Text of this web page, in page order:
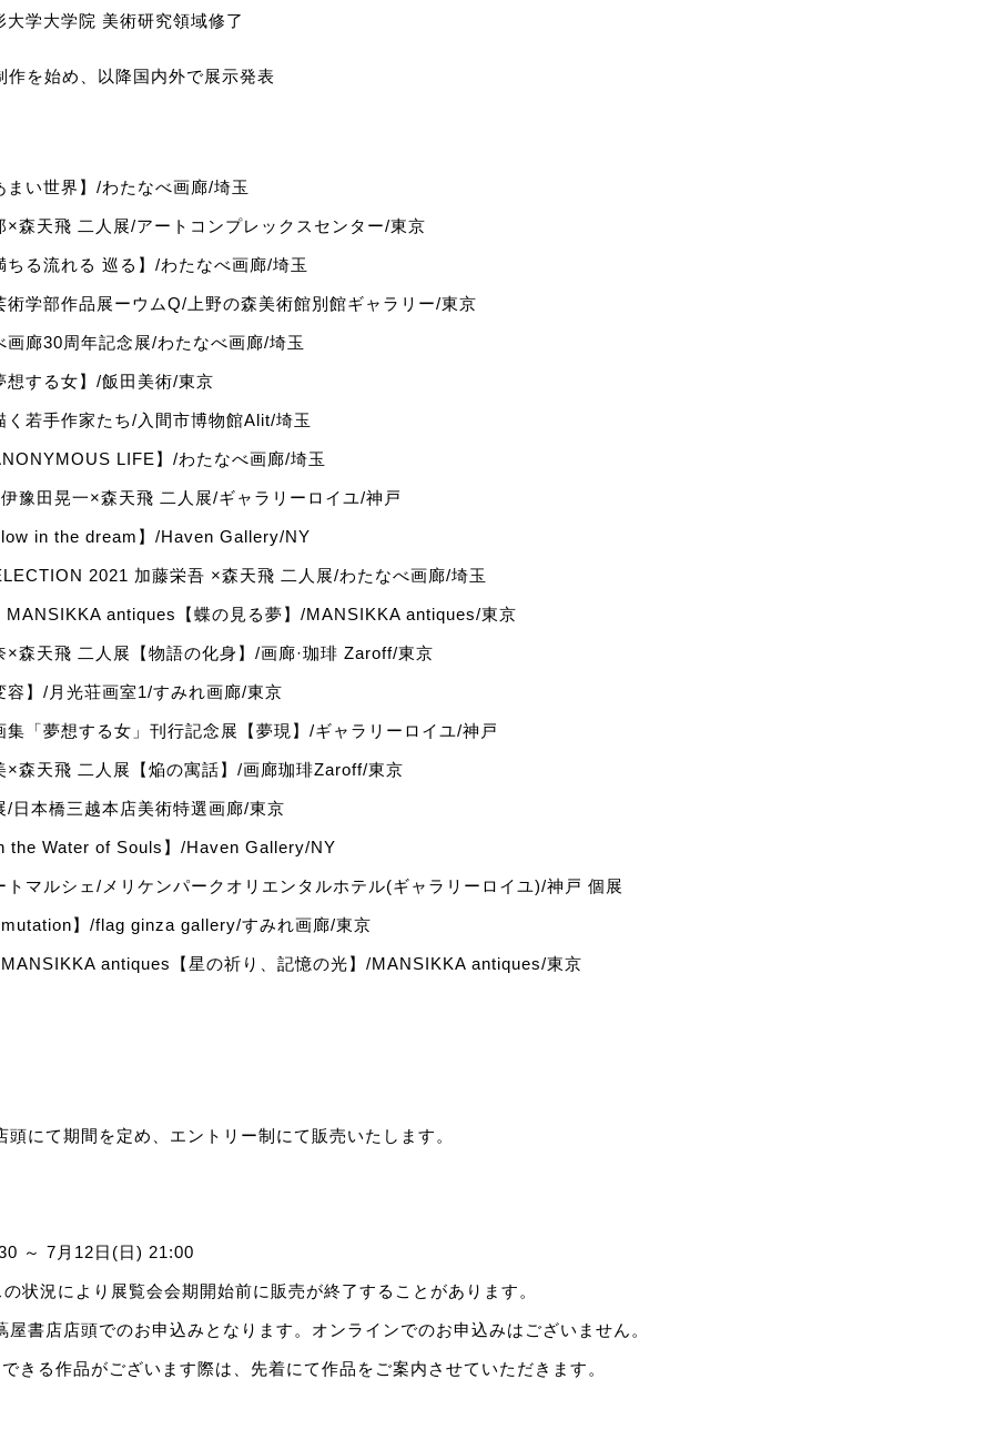
大学大学院 美術研究領域修了
作を始め、以降国内外で展示発表
まい世界】/わたなべ画廊/埼玉
×森天飛 二人展/アートコンプレックスセンター/東京
ちる流れる 巡る】/わたなべ画廊/埼玉
術学部作品展ーウムQ/上野の森美術館別館ギャラリー/東京
画廊30周年記念展/わたなべ画廊/埼玉
想する女】/飯田美術/東京
く若手作家たち/入間市博物館Alit/埼玉
LIFE】/わたなべ画廊/埼玉
豫田晃一×森天飛 二人展/ギャラリーロイユ/神戸
in the dream】/Haven Gallery/NY
2021 加藤栄吾 ×森天飛 二人展/わたなべ画廊/埼玉
MANSIKKA antiques【蝶の見る夢】/MANSIKKA antiques/東京
×森天飛 二人展【物語の化身】/画廊·珈琲 Zaroff/東京
容】/月光荘画室1/すみれ画廊/東京
集「夢想する女」刊行記念展【夢現】/ギャラリーロイユ/神戸
×森天飛 二人展【焔の寓話】/画廊珈琲Zaroff/東京
/日本橋三越本店美術特選画廊/東京
the Water of Souls】/Haven Gallery/NY
トマルシェ/メリケンパークオリエンタルホテル(ギャラリーロイユ)/神戸 個展
】/flag ginza gallery/すみれ画廊/東京
antiques【星の祈り、記憶の光】/MANSIKKA antiques/東京
にて期間を定め、エントリー制にて販売いたします。
～ 7月12日(日) 21:00
状況により展覧会会期開始前に販売が終了することがあります。
書店店頭でのお申込みとなります。オンラインでのお申込みはございません。
きる作品がございます際は、先着にて作品をご案内させていただきます。